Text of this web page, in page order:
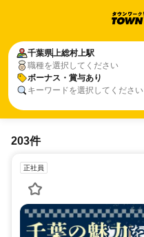
千葉県上総村上駅
職種を選択してください
ボーナス・賞与あり
キーワードを選択してください
203件
正社員